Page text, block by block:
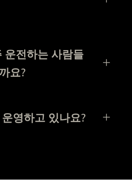
운전하는 사람들
요?
영하고 있나요?